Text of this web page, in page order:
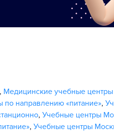
, Медицинские учебные
направлению «питание»,
, Учебные центры
, Учебные центры